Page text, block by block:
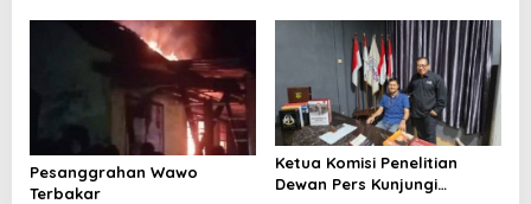
Pesanggrahan Wawo
Terbakar
Ketua Komisi Penelitian
Dewan Pers Kunjungi